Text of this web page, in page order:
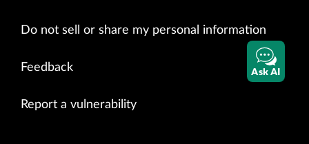
Do not sell or share my personal information
Feedback
Report a vulnerability
Ask AI